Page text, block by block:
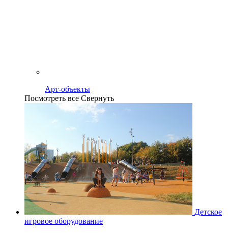
Арт-объекты
Посмотреть все Свернуть
Детское
игровое оборудование